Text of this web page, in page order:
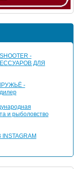
-
ДЛЯ
-
и рыболовство